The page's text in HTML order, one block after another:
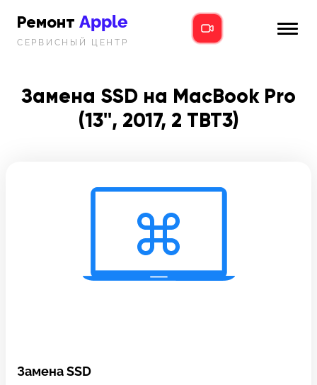
Ремонт Apple
СЕРВИСНЫЙ ЦЕНТР
Новости
i-info
8 Красноармейская, 18
Связаться с нами
Замена SSD на MacBook Pro
(13'', 2017, 2 TBT3)
Замена SSD